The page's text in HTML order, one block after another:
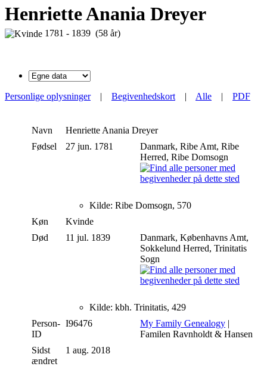
Henriette Anania Dreyer
1781 - 1839 (58 år)
Personlige oplysninger| Begivenhedskort | Alle | PDF
Navn Henriette Anania Dreyer
Fødsel
27 jun. 1781
Danmark, Ribe Amt, Ribe
Herred, Ribe Domsogn
Kilde: Ribe Domsogn, 570
Køn
Kvinde
Død
11 jul. 1839
Danmark, Københavns Amt,
Sokkelund Herred, Trinitatis
Sogn
Kilde: kbh. Trinitatis, 429
Person-
ID
I96476 My Family Genealogy |
Familen Ravnholdt & Hansen
Sidst
ændret
1 aug. 2018